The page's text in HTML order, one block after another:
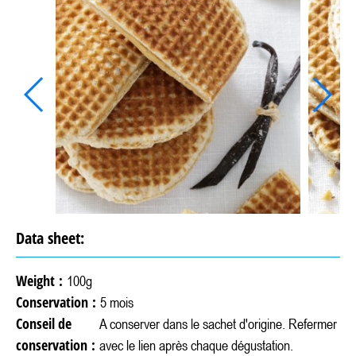
Data sheet:
Weight : 100g
Conservation : 5 mois
Conseil de
conservation :
A conserver dans le sachet d'origine. Refermer
avec le lien après chaque dégustation.